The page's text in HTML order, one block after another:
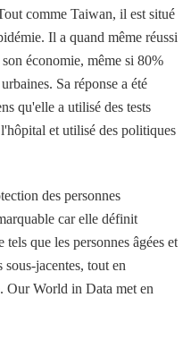
comme Taiwan, il est situé
Il a quand même réussi
économie, même si 80%
Sa réponse a été
qu'elle a utilisé des tests
et utilisé des politiques
des personnes
car elle définit
que les personnes âgées et
jacentes, tout en
Our World in Data met en